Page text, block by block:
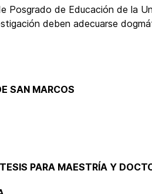
Posgrado de Educación de la
deben adecuarse
SAN MARCOS
PARA MAESTRÍA Y